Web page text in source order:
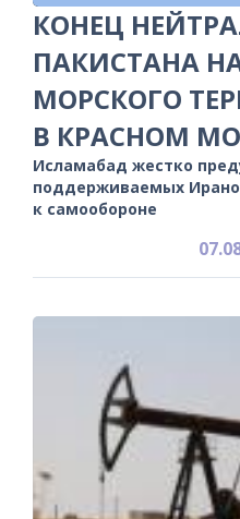
КОНЕЦ
ПАКИСТАНА
МОРСКОГО
В КРАСНОМ
Исламабад жестко
поддерживаемых
к самообороне